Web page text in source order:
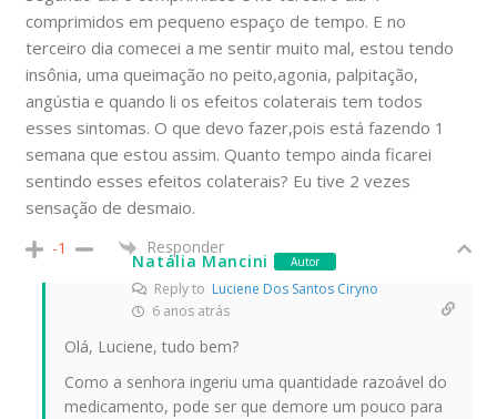
comprimidos em pequeno espaço de tempo. E no
terceiro dia comecei a me sentir muito mal, estou tendo
insônia, uma queimação no peito,agonia, palpitação,
angústia e quando li os efeitos colaterais tem todos
esses sintomas. O que devo fazer,pois está fazendo 1
semana que estou assim. Quanto tempo ainda ficarei
sentindo esses efeitos colaterais? Eu tive 2 vezes
sensação de desmaio.
-1 Responder
Natália Mancini Autor
Reply toLuciene Dos Santos Ciryno
6 anos atrás
Olá, Luciene, tudo bem?
Como a senhora ingeriu uma quantidade razoável do
medicamento, pode ser que demore um pouco para